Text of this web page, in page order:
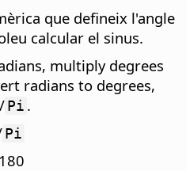
que defineix l'angle
calcular el sinus.
multiply degrees
radians to degrees,
Pi .
Pi